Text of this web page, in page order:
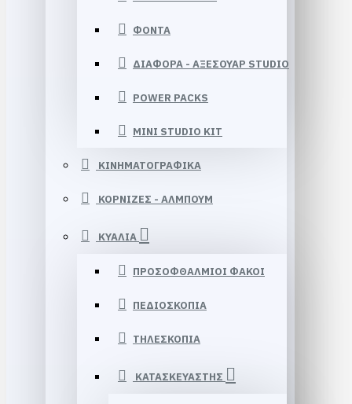
ΦΟΝΤΑ
ΔΙΑΦΟΡΑ - ΑΞΕΣΟΥΑΡ STUDIO
POWER PACKS
MINI STUDIO KIT
ΚΙΝΗΜΑΤΟΓΡΑΦΙΚΑ
ΚΟΡΝΙΖΕΣ - ΑΛΜΠΟΥΜ
ΚΥΑΛΙΑ
ΠΡΟΣΟΦΘΑΛΜΙΟΙ ΦΑΚΟΙ
ΠΕΔΙΟΣΚΟΠΙΑ
ΤΗΛΕΣΚΟΠΙΑ
ΚΑΤΑΣΚΕΥΑΣΤΗΣ